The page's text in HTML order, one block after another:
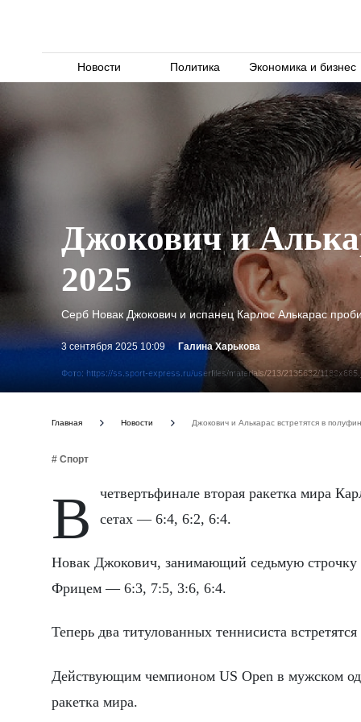
Новости Политика Экономика и бизнес
Фото: https://ss.sport-express.ru/userfiles/materials/213/2135632/
Джокович и
2025
Серб Новак Джокович и испанец Карлос Алькарас
3 сентября 2025 10:09 Галина Харькова
Главная Новости Джокович и Алькарас встретятся в
# Спорт
В четвертьфинале вторая ракетка мира Карлос Алькарас обыграл поляка Иржи Лехечку (№21 ATP) в трёх сетах — 6:4, 6:2, 6:4.
Новак Джокович, занимающий седьмую строчку
Фрицем — 6:3, 7:5, 3:6, 6:4.
Теперь два титулованных теннисиста
Действующим чемпионом US Open в мужском
ракетка мира.